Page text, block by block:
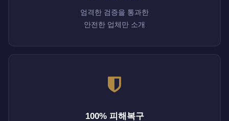
엄격한 검증을 통과한
안전한 업체만 소개
100% 피해복구